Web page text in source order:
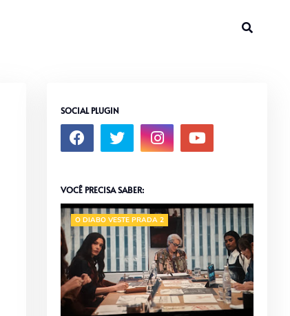
SOCIAL PLUGIN
VOCÊ PRECISA SABER:
O DIABO VESTE PRADA 2